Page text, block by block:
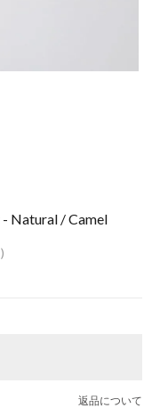
Natural / Camel
返品について